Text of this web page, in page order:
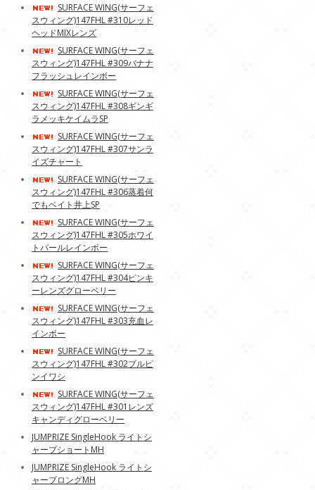
SURFACE WING(サーフェ
スウィング)147FHL #310レッド
ヘッドMIXレンズ
SURFACE WING(サーフェ
スウィング)147FHL #309バナナ
フラッシュレインボー
SURFACE WING(サーフェ
スウィング)147FHL #308ギンギ
ラメッキケイムラSP
SURFACE WING(サーフェ
スウィング)147FHL #307サンラ
イズチャート
SURFACE WING(サーフェ
スウィング)147FHL #306蒸着何
でもベイト井上SP
SURFACE WING(サーフェ
スウィング)147FHL #305ホワイ
トパールレインボー
SURFACE WING(サーフェ
スウィング)147FHL #304ピンキ
ーレンズグローベリー
SURFACE WING(サーフェ
スウィング)147FHL #303充血レ
インボー
SURFACE WING(サーフェ
スウィング)147FHL #302ブルピ
ンイワシ
SURFACE WING(サーフェ
スウィング)147FHL #301レンズ
キャンディグローベリー
JUMPRIZE SingleHook ライトシ
ャープショートMH
JUMPRIZE SingleHook ライトシ
ャープロングMH